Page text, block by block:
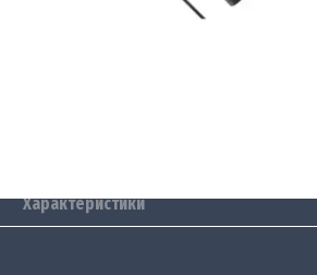
Характеристики